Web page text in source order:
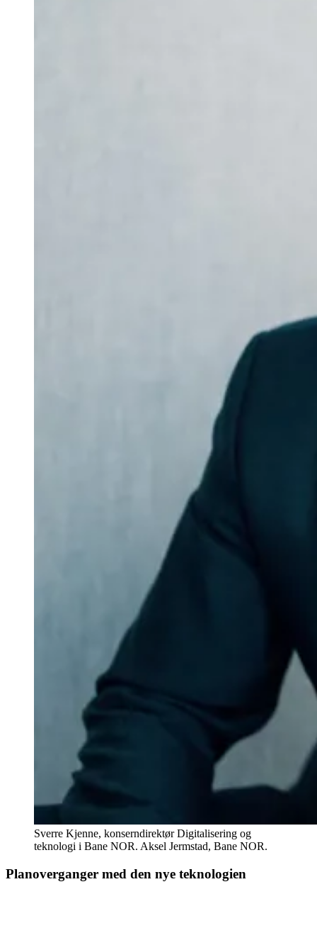
Sverre Kjenne, konserndirektør Digitalisering og
teknologi i Bane NOR. Aksel Jermstad, Bane NOR.
Planoverganger med den nye teknologien